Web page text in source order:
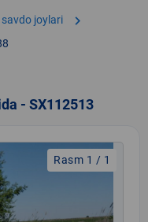
savdo joylari chevron_right
- SX112513
Rasm 1 / 1